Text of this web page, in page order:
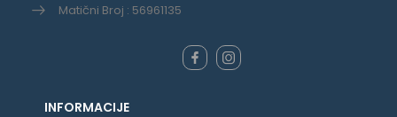
Matični Broj : 56961135
INFORMACIJE